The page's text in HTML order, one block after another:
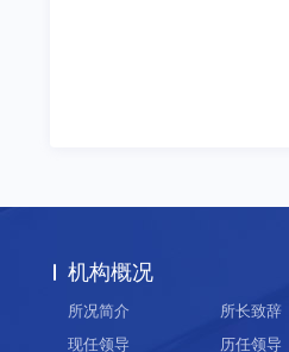
机构概况
所况简介
所长致辞
现任领导
历任领导